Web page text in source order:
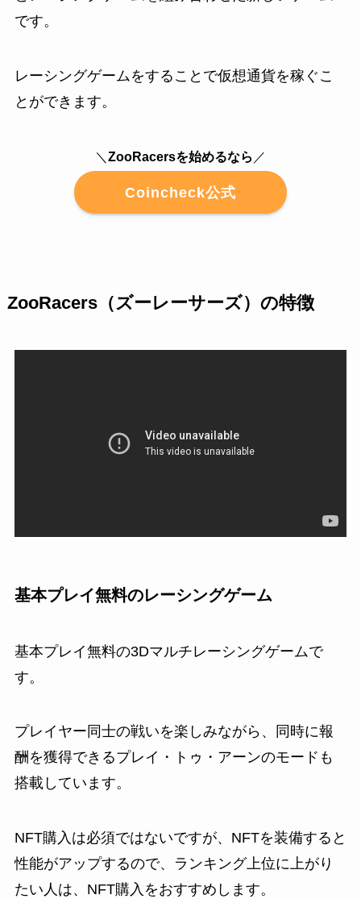
です。
レーシングゲームをすることで仮想通貨を稼ぐこ
とができます。
＼ ZooRacersを始めるなら ／
Coincheck公式
ZooRacers（ズーレーサーズ）の特徴
基本プレイ無料のレーシングゲーム
基本プレイ無料の3Dマルチレーシングゲームで
す。
プレイヤー同士の戦いを楽しみながら、同時に報
酬を獲得できるプレイ・トゥ・アーンのモードも
搭載しています。
NFT購入は必須ではないですが、NFTを装備すると
性能がアップするので、ランキング上位に上がり
たい人は、NFT購入をおすすめします。